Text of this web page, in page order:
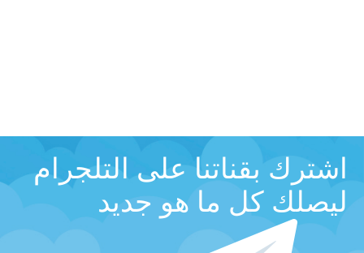
اشترك بقناتنا على التلجرام
ليصلك كل ما هو جديد